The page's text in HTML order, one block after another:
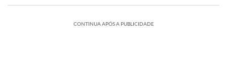
CONTINUA APÓS A PUBLICIDADE